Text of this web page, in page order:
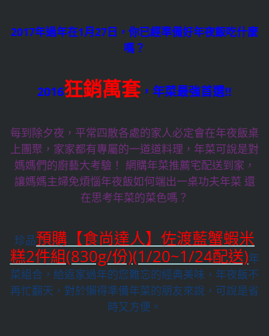
2017年過年在1月27日，你已經準備好年夜飯吃什麼
嗎？
2016狂銷萬套，年菜最強首選!!
每到除夕夜，平常四散各處的家人必定會在年夜飯桌
上團聚，家家都有專屬的一道道料理，年菜可說是對
媽媽們的廚藝大考驗！ 網購年菜推薦宅配送到家，
讓媽媽主婦免煩惱年夜飯如何端出一桌功夫年菜 還
在思考年菜的菜色嗎？
珍品預購【食尚達人】佐渡藍蟹蝦米
糕2件組(830g/份)(1/20~1/24配送)年
菜組合，給返家過年的您難忘的經典美味，年夜飯不
再忙翻天，對於懶得準備年菜的朋友來說，可說是省
時又方便。